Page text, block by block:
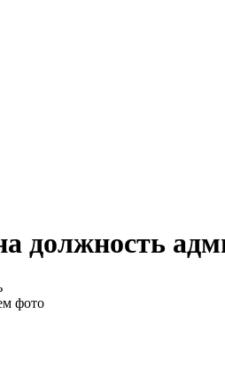
должность
фото